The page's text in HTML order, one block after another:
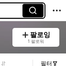
팔로잉
1 팔로워
필터